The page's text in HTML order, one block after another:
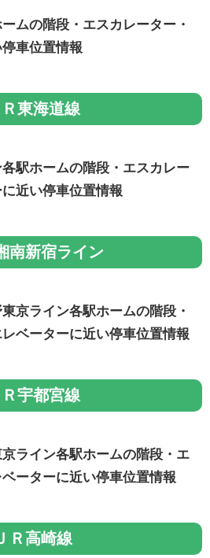
ムの階段・エスカレーター・
車位置情報
Ｒ東海道線
各駅ホームの階段・エスカレー
近い停車位置情報
南新宿ライン
京ライン各駅ホームの階段・
ベーターに近い停車位置情報
Ｒ宇都宮線
京ライン各駅ホームの階段・エ
ーターに近い停車位置情報
ＪＲ高崎線